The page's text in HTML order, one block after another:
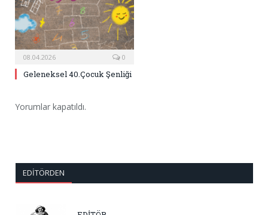
08.04.2026 0
Geleneksel 40.Çocuk Şenliği
Yorumlar kapatıldı.
EDITÖRDEN